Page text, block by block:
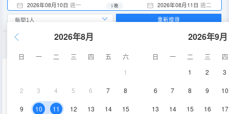
2026年08月10日 週一 2026年08月11日 週二
1 晚
2026年8月
日 一 二 三 四 五
六
1
2 3 4 5 6 7 8
9 10 11 12 13 14 15
2026年9月
日 一 二 三
四
1
2 3
6 7 8 9 10
13 14 15 16 17
重新搜尋
空調